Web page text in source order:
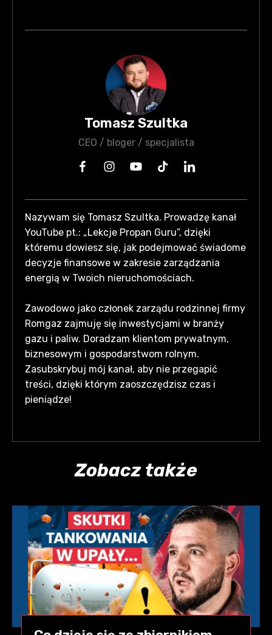
Tomasz Szultka
CEO / bloger / specjalista
Nazywam się Tomasz Szultka. Prowadzę kanał
YouTube pt.: „Lekcje Propan Guru”, dzięki
któremu dowiesz się, jak podejmować świadome
decyzje finansowe w zakresie zarządzania
energią w Twoich nieruchomościach.
Zawodowo jako członek zarządu rodzinnej firmy
Romgaz zajmuję się inwestycjami w branży
gazu i paliw. Doradzam klientom prywatnym,
biznesowym i gospodarstwom rolnym.
Zasubskrybuj mój kanał, aby nie przegapić
treści, dzięki którym zaoszczędzisz czas i
pieniądze!
Zobacz także